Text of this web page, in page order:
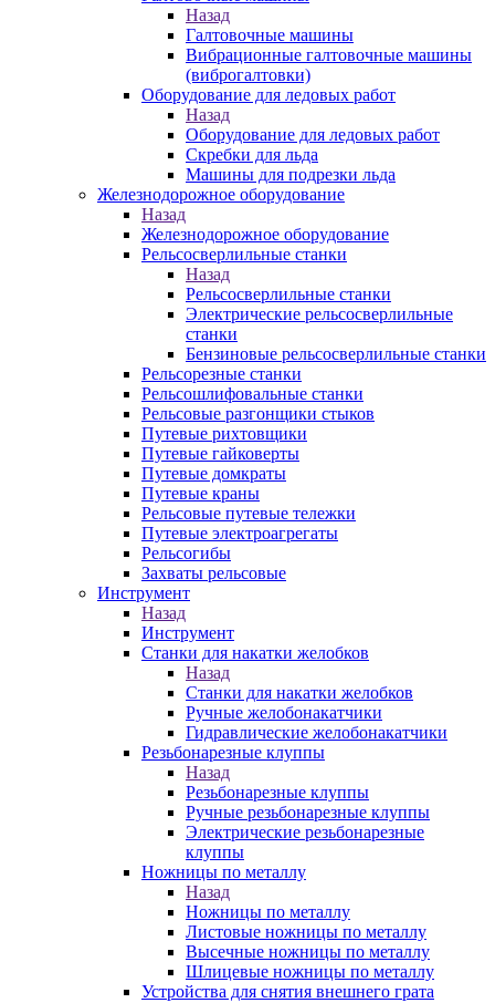
Назад
Галтовочные машины
Вибрационные галтовочные машины
(виброгалтовки)
Оборудование для ледовых работ
Назад
Оборудование для ледовых работ
Скребки для льда
Машины для подрезки льда
Железнодорожное оборудование
Назад
Железнодорожное оборудование
Рельсосверлильные станки
Назад
Рельсосверлильные станки
Электрические рельсосверлильные
станки
Бензиновые рельсосверлильные станки
Рельсорезные станки
Рельсошлифовальные станки
Рельсовые разгонщики стыков
Путевые рихтовщики
Путевые гайковерты
Путевые домкраты
Путевые краны
Рельсовые путевые тележки
Путевые электроагрегаты
Рельсогибы
Захваты рельсовые
Инструмент
Назад
Инструмент
Станки для накатки желобков
Назад
Станки для накатки желобков
Ручные желобонакатчики
Гидравлические желобонакатчики
Резьбонарезные клуппы
Назад
Резьбонарезные клуппы
Ручные резьбонарезные клуппы
Электрические резьбонарезные
клуппы
Ножницы по металлу
Назад
Ножницы по металлу
Листовые ножницы по металлу
Высечные ножницы по металлу
Шлицевые ножницы по металлу
Устройства для снятия внешнего грата